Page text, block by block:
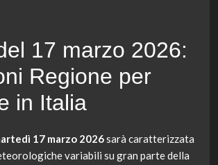
17 marzo 2026:
Regione per
in Italia
17 marzo 2026sarà caratterizzata
variabili su gran parte della